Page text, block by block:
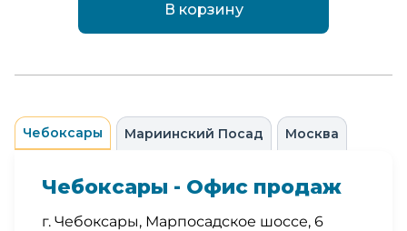
В корзину
Чебоксары Мариинский Посад Москва
Чебоксары - Офис продаж
г. Чебоксары, Марпосадское шоссе, 6